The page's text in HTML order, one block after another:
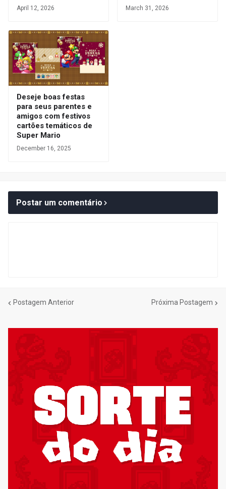
April 12, 2026 March 31, 2026
Deseje boas festas
para seus parentes e
amigos com festivos
cartões temáticos de
Super Mario
December 16, 2025
Postar um comentário
Postagem Anterior Próxima Postagem